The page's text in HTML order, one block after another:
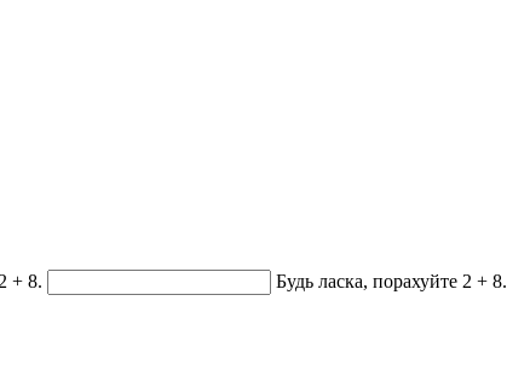
+ 8. Будь ласка, порахуйте 2 + 8.